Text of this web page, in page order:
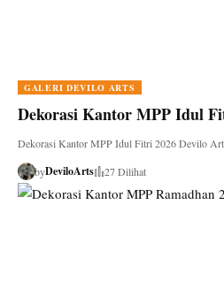
GALERI DEVILO ARTS
Dekorasi Kantor MPP Idul
Dekorasi Kantor MPP Idul Fitri 2026 Devilo
byDeviloArts 27 Dilihat